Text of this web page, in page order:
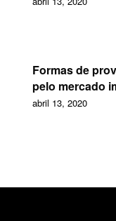
Formas de
pelo mercado
abril 13, 2020